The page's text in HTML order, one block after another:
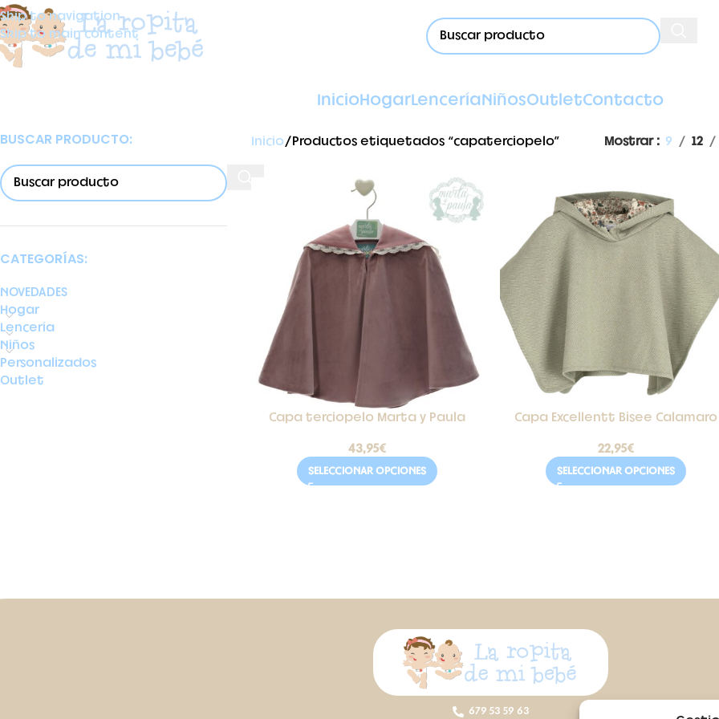
Skip to navigation
Skip to main content
InicioHogarLenceríaNiñosOutletContacto
BUSCAR PRODUCTO:
CATEGORÍAS:
NOVEDADES
Hogar
Lencería
Niños
Personalizados
Outlet
Inicio Productos etiquetados “capaterciopelo” Mostrar 9 12
Capa terciopelo Marta y Paula
43,95€
SELECCIONAR OPCIONES
Capa Excellentt Bisee Calamaro
22,95€
SELECCIONAR OPCIONES
679 53 59 63